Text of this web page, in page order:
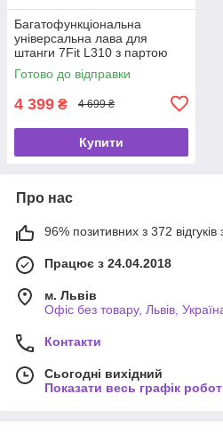
Багатофункціональна
універсальна лава для
штанги 7Fit L310 з партою
Скотта
Готово до відправки
4 399 ₴ 4 699 ₴
Купити
Про нас
96% позитивних з 372 відгуків
Працює з 24.04.2018
м. Львів
Офіс без товару, Львів,
Контакти
Сьогодні вихідний
Показати весь графік